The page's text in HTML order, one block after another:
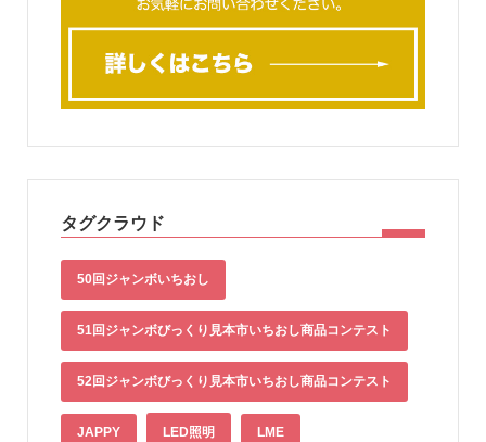
タグクラウド
50回ジャンボいちおし
51回ジャンボびっくり見本市いちおし商品コンテスト
52回ジャンボびっくり見本市いちおし商品コンテスト
JAPPY LED照明 LME